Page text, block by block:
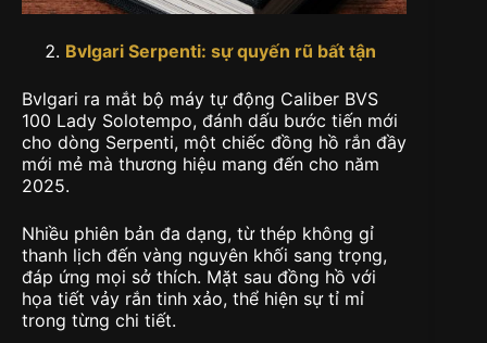
Bvlgari Serpenti: sự quyến rũ bất tận
Bvlgari ra mắt bộ máy tự động Caliber BVS
100 Lady Solotempo, đánh dấu bước tiến mới
cho dòng Serpenti, một chiếc đồng hồ rắn đầy
mới mẻ mà thương hiệu mang đến cho năm
2025.
Nhiều phiên bản đa dạng, từ thép không gỉ
thanh lịch đến vàng nguyên khối sang trọng,
đáp ứng mọi sở thích. Mặt sau đồng hồ với
họa tiết vảy rắn tinh xảo, thể hiện sự tỉ mỉ
trong từng chi tiết.